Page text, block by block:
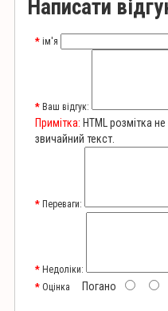
Написати
ім'я
Ваш відгук:
Примітка: HTML розмітка
звичайний текст.
Переваги:
Недоліки:
Оцінка
Погано